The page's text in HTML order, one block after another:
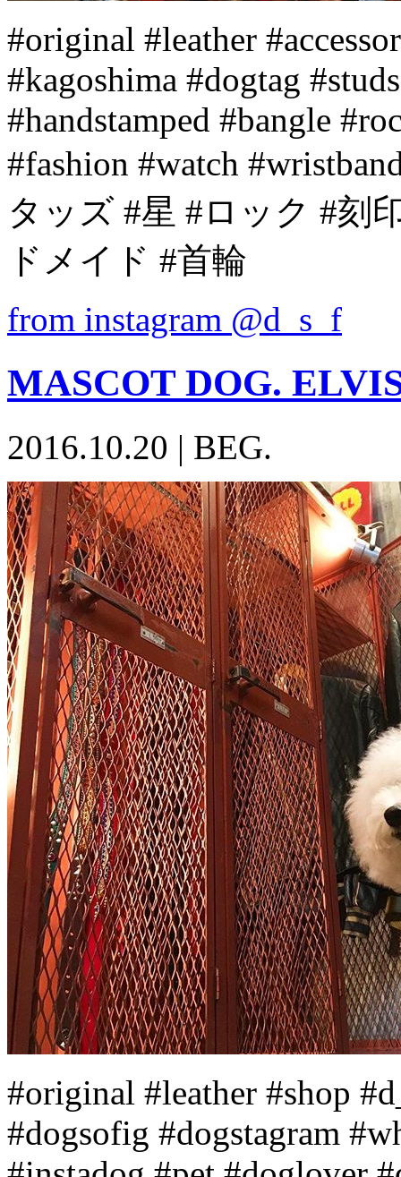
#original #leather
#kagoshima #dogtag
#handstamped #bangle
#fashion #watch
タッズ #星 #ロック #刻
ドメイド #首輪
from instagram @d_s_f
MASCOT DOG.
2016.10.20 | BEG.
#original #leather #shop
#dogsofig #dogstagram